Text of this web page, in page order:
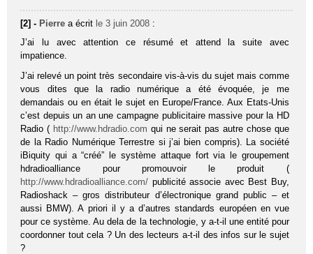
[2] - Pierre a écrit le 3 juin 2008 :
J’ai lu avec attention ce résumé et attend la suite avec
impatience.
J’ai relevé un point très secondaire vis-à-vis du sujet mais comme
vous dites que la radio numérique a été évoquée, je me
demandais ou en était le sujet en Europe/France. Aux Etats-Unis
c’est depuis un an une campagne publicitaire massive pour la HD
Radio ( http://www.hdradio.com qui ne serait pas autre chose que
de la Radio Numérique Terrestre si j’ai bien compris). La société
iBiquity qui a “créé” le système attaque fort via le groupement
hdradioalliance pour promouvoir le produit (
http://www.hdradioalliance.com/ publicité associe avec Best Buy,
Radioshack – gros distributeur d’électronique grand public – et
aussi BMW). A priori il y a d’autres standards européen en vue
pour ce système. Au dela de la technologie, y a-t-il une entité pour
coordonner tout cela ? Un des lecteurs a-t-il des infos sur le sujet
?